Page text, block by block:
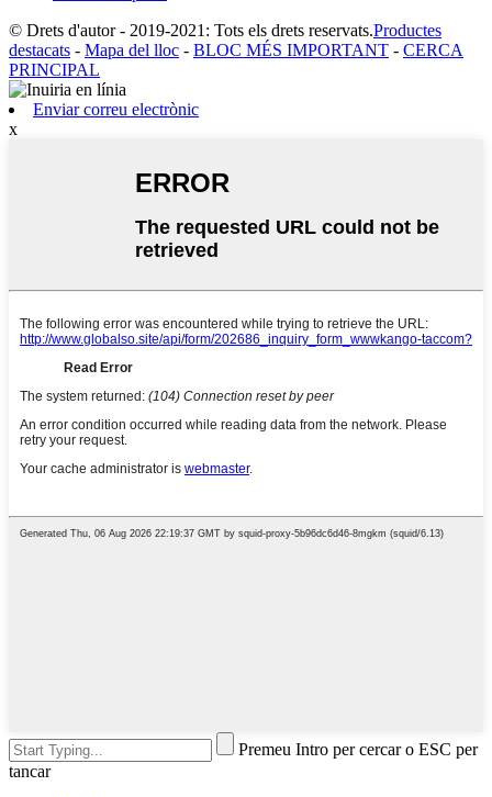
© Drets d'autor - 2019-2021: Tots els drets reservats.Productes
destacats - Mapa del lloc - BLOC MÉS IMPORTANT - CERCA
PRINCIPAL
Enviar correu electrònic
x
Premeu Intro per cercar o ESC per
tancar